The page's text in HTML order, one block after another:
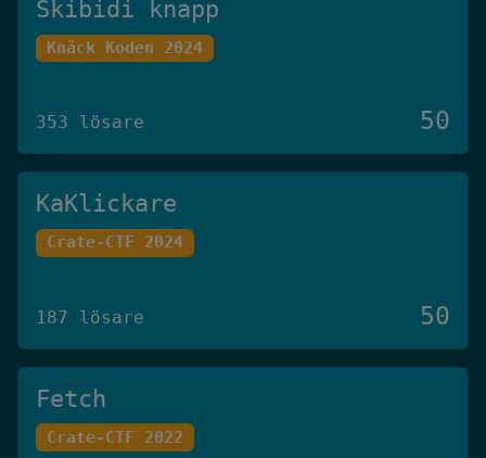
Skibidi knapp
Knäck Koden 2024
353 lösare 50
KaKlickare
Crate-CTF 2024
187 lösare 50
Fetch
Crate-CTF 2022